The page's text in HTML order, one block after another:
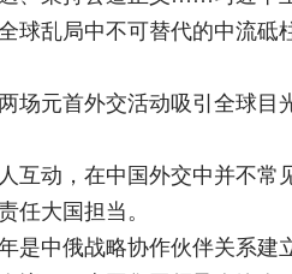
球乱局中不可替代的中流砥
场元首外交活动吸引全球
互动，在中国外交中并不
任大国担当。
是中俄战略协作伙伴关系建